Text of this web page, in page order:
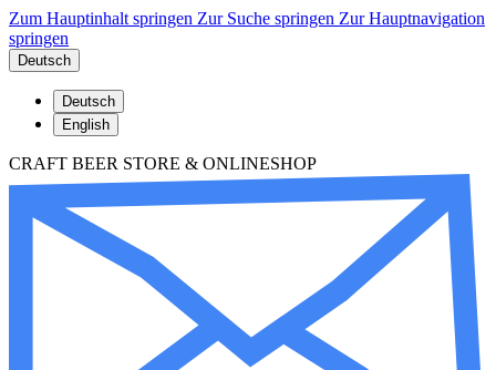
Zum Hauptinhalt springen Zur Suche springen Zur Hauptnavigation
springen
Deutsch
Deutsch
English
CRAFT BEER STORE & ONLINESHOP